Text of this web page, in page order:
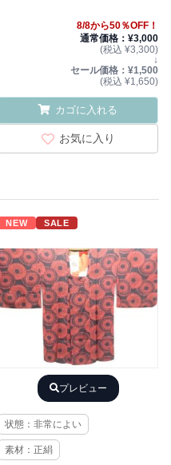
8/8から50％OFF！
通常価格：¥3,000
(税込 ¥3,300)
↓
セール価格：¥1,500
(税込 ¥1,650)
カゴに入れる
お気に入り
NEW SALE
プレビュー
状態：非常によい
素材：正絹